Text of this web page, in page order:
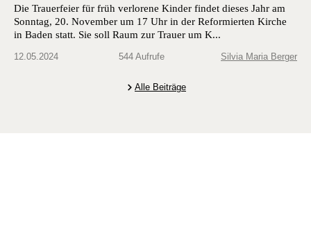
Die Trauer­feier für früh ver­lorene Kinder find­et dieses Jahr am
Son­ntag, 20. Novem­ber um 17 Uhr in der Reformierten Kirche
in Baden statt. Sie soll Raum zur Trauer um K...
12.05.2024 544 Aufrufe Silvia Maria Berger
Alle Beiträge